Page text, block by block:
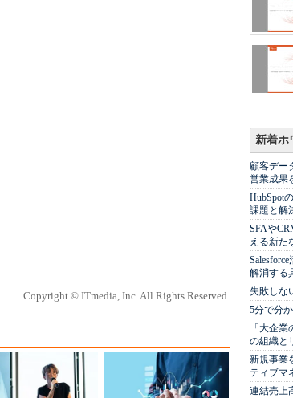
Copyright © ITmedia, Inc. All Rights Reserved.
新着ホ
顧客デー
営業成果
HubSpot
課題と解
SFAや
える新た
解消する
失敗しな
5分で分
「大企
の組織と
新規事業
ティブマ
連結売上